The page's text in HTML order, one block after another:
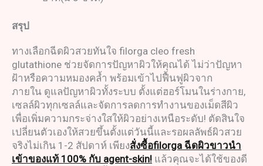
สรุป
ทางเลือกฉีดผิวสวยทันใจ filorga cleo fresh
glutathione ช่วยจัดการปัญหาผิวให้คุณได้ ไม่ว่าปัญหา
ฝ้าหรือความหมองคล้ำ พร้อมเข้าไปฟื้นฟูผิวจาก
ภายใน ดูแลปัญหาผิวทั้งระบบ ตั้งแต่ฮอร์โมนในร่างกาย,
เซลล์ผิวทุกเซลล์และจัดการลดการทำงานของเม็ดสีผิว
เพื่อเพิ่มความกระจ่างใสให้ผิวอย่างเหนือระดับ! ตัดสินใจ
เปลี่ยนตัวเองให้สวยขึ้นตั้งแต่วันนี้และรอผลลัพธ์ผิวสวย
จริงไม่เกิน 1-2 สัปดาห์ เพียงสั่งซื้อfilorga ฉีดผิวขาวนำ
เข้าของแท้ 100% กับ agent-skin! แล้วคุณจะได้ใช้ของดี